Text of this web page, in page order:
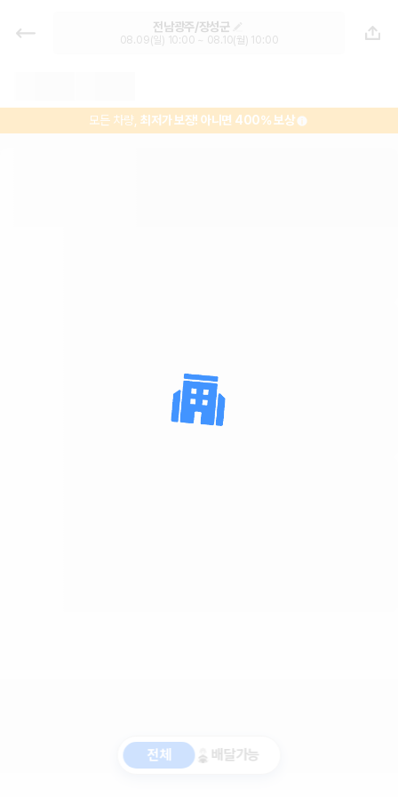
장성공용버스터미널 렌트카 추천 | 최
저가 한눈에 비교 렌터카 카모아
전남광주/장성군
08.09(일) 10:00 ~ 08.10(월) 10:00
모든 차량,최저가 보장! 아니면 400% 보상
전체 배달가능